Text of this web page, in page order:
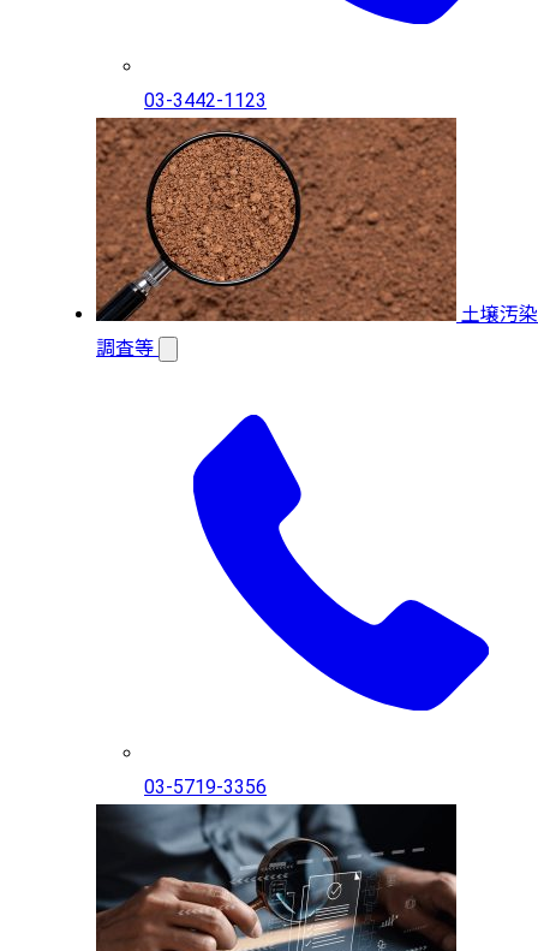
03-3442-1123
土壌汚染
調査等
03-5719-3356